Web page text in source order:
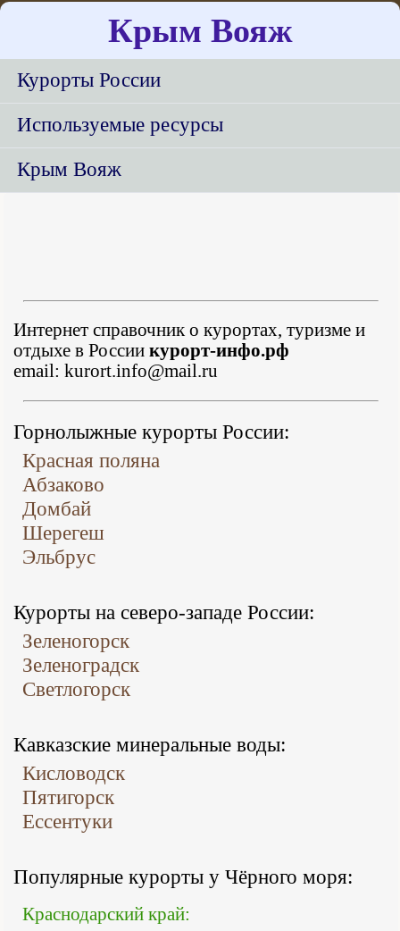
Крым Вояж
Курорты России
Используемые ресурсы
Крым Вояж
Интернет справочник о курортах, туризме и
отдыхе в России курорт-инфо.рф
email: kurort.info@mail.ru
Горнолыжные курорты России:
Красная поляна
Абзаково
Домбай
Шерегеш
Эльбрус
Курорты на северо-западе России:
Зеленогорск
Зеленоградск
Светлогорск
Кавказские минеральные воды:
Кисловодск
Пятигорск
Ессентуки
Популярные курорты у Чёрного моря:
Краснодарский край: